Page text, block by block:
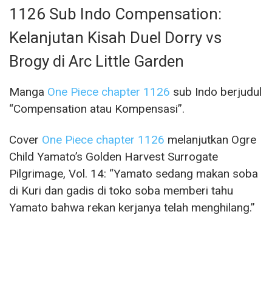
1126 Sub Indo Compensation:
Kelanjutan Kisah Duel Dorry vs
Brogy di Arc Little Garden
Manga One Piece chapter 1126 sub Indo berjudul
“Compensation atau Kompensasi”.
Cover One Piece chapter 1126 melanjutkan Ogre
Child Yamato’s Golden Harvest Surrogate
Pilgrimage, Vol. 14: “Yamato sedang makan soba
di Kuri dan gadis di toko soba memberi tahu
Yamato bahwa rekan kerjanya telah menghilang.”